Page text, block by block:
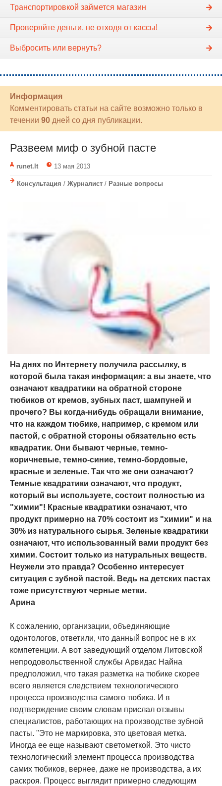
Транспортировкой займется магазин
Проверяйте деньги, не отходя от кассы!
Выбросить или вернуть?
Информация
Комментировать статьи на сайте возможно только в
течении 90 дней со дня публикации.
Развеем миф о зубной пасте
runet.lt 13 мая 2013
Консультация / Журналист / Разные вопросы
На днях по Интернету получила рассылку, в
которой была такая информация: а вы знаете, что
означают квадратики на обратной стороне
тюбиков от кремов, зубных паст, шампуней и
прочего? Вы когда-нибудь обращали внимание,
что на каждом тюбике, например, с кремом или
пастой, с обратной стороны обязательно есть
квадратик. Они бывают черные, темно-
коричневые, темно-синие, темно-бордовые,
красные и зеленые. Так что же они означают?
Темные квадратики означают, что продукт,
который вы используете, состоит полностью из
"химии"! Красные квадратики означают, что
продукт примерно на 70% состоит из "химии" и на
30% из натурального сырья. Зеленые квадратики
означают, что использованный вами продукт без
химии. Состоит только из натуральных веществ.
Неужели это правда? Особенно интересует
ситуация с зубной пастой. Ведь на детских пастах
тоже присутствуют черные метки.
Арина
К сожалению, организации, объединяющие
одонтологов, ответили, что данный вопрос не в их
компетенции. А вот заведующий отделом Литовской
непродовольственной службы Арвидас Найна
предположил, что такая разметка на тюбике скорее
всего является следствием технологического
процесса производства самого тюбика. И в
подтверждение своим словам прислал отзывы
специалистов, работающих на производстве зубной
пасты. "Это не маркировка, это цветовая метка.
Иногда ее еще называют светометкой. Это чисто
технологический элемент процесса производства
самих тюбиков, вернее, даже не производства, а их
раскроя. Процесс выглядит примерно следующим